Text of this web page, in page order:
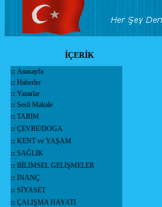
İÇERİK
:: Anasayfa
:: Haberler
:: Yazarlar
:: Sesli Makale
:: TARIM
:: ÇEVRE/DOGA
:: KENT ve YAŞAM
:: SAĞLIK
:: BİLİMSEL GELİŞMELER
:: İNANÇ
:: SİYASET
:: ÇALIŞMA HAYATI